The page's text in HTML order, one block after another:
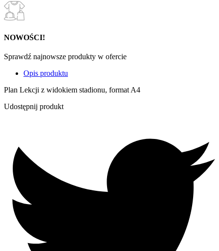
NOWOŚCI!
Sprawdź najnowsze produkty w ofercie
Opis produktu
Plan Lekcji z widokiem stadionu, format A4
Udostępnij produkt